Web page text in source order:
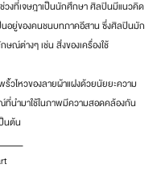
วงที่เจษฎาเป็นนักศึกษา ศิลปินมีแนวคิด
อยู่ของคนชนบทภาคอีสาน ซึ่งศิลปินมัก
ณ์ต่างๆ เช่น สิ่งของเครื่องใช้
วไหวของลายผ้าแฝงด้วยนัยยะความ
ำมาใช้ในภาพมีความสอดคล้องกัน
นต้น